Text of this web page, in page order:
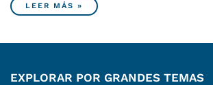
LEER MÁS »
EXPLORAR POR GRANDES TEMAS